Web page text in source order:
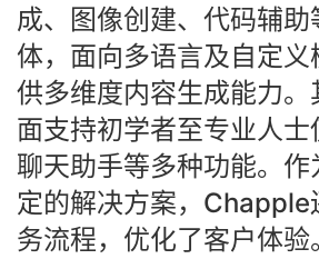
成、图像创建、代码辅助
体，面向多语言及自定义
供多维度内容生成能力。
面支持初学者至专业人
聊天助手等多种功能。
定的解决方案，Chapple
务流程，优化了客户体验